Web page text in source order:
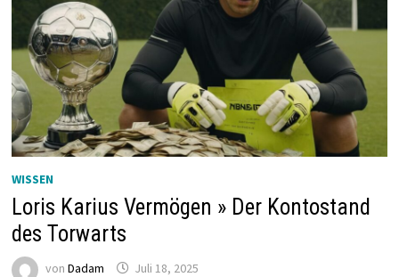
WISSEN
Loris Karius Vermögen » Der Kontostand
des Torwarts
von Dadam Juli 18, 2025